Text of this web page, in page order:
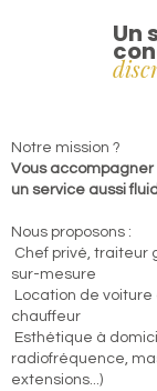
Un
Notre mission ?
Vous
un service aussi
Nous proposons :
Chef privé, traiteur
sur-mesure
Location de
chauffeur
Esthétique à
radiofréquence,
extensions...)